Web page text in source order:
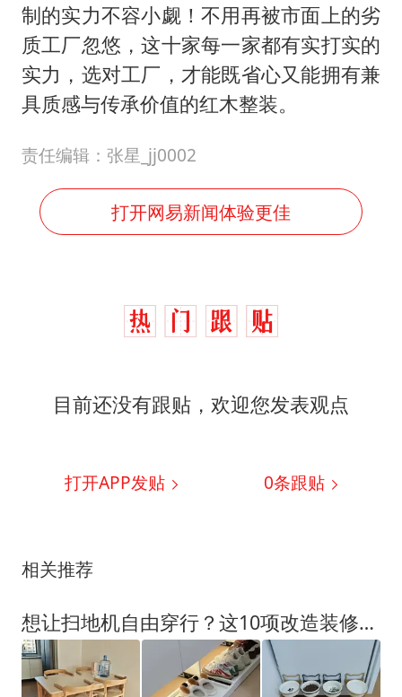
制的实力不容小觑！不用再被市面上的劣
质工厂忽悠，这十家每一家都有实打实的
实力，选对工厂，才能既省心又能拥有兼
具质感与传承价值的红木整装。
责任编辑：张星_jj0002
打开网易新闻体验更佳
目前还没有跟贴，欢迎您发表观点
打开APP发贴 0条跟贴
相关推荐
想让扫地机自由穿行？这10项改造装修时提前做